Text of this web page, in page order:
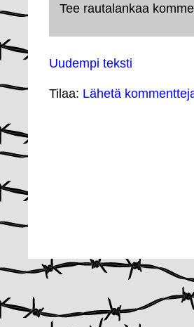
Tee rautalankaa
Uudempi teksti
Tilaa: Lähetä